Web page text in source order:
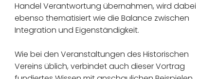
Handel Verantwortung übernahmen, wird dabei
ebenso thematisiert wie die Balance zwischen
Integration und Eigenständigkeit.
Wie bei den Veranstaltungen des Historischen
Vereins üblich, verbindet auch dieser Vortrag